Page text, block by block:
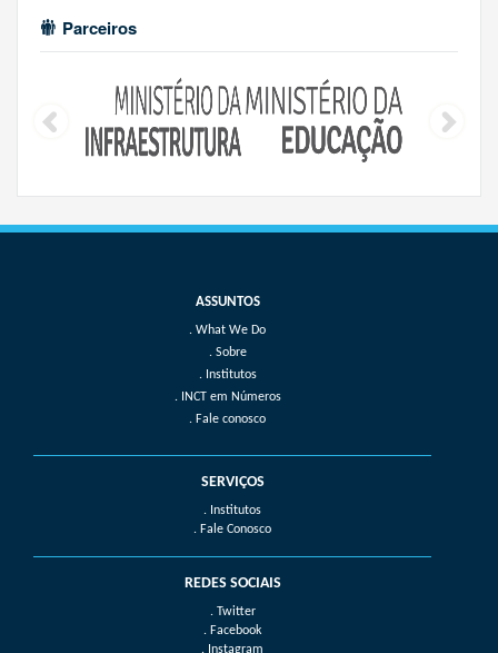
Parceiros
What We Do
Sobre
Institutos
INCT em Números
Fale conosco
SERVIÇOS
. Institutos
. Fale Conosco
REDES SOCIAIS
. Twitter
. Facebook
. Instagram